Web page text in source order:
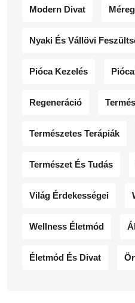
Modern Divat
Nyaki És Vállövi
Pióca Kezelés
Regeneráció
Természetes Terápiák
Természet És Tudás
Világ Érdekességei
Wellness Életmód
Életmód És Divat